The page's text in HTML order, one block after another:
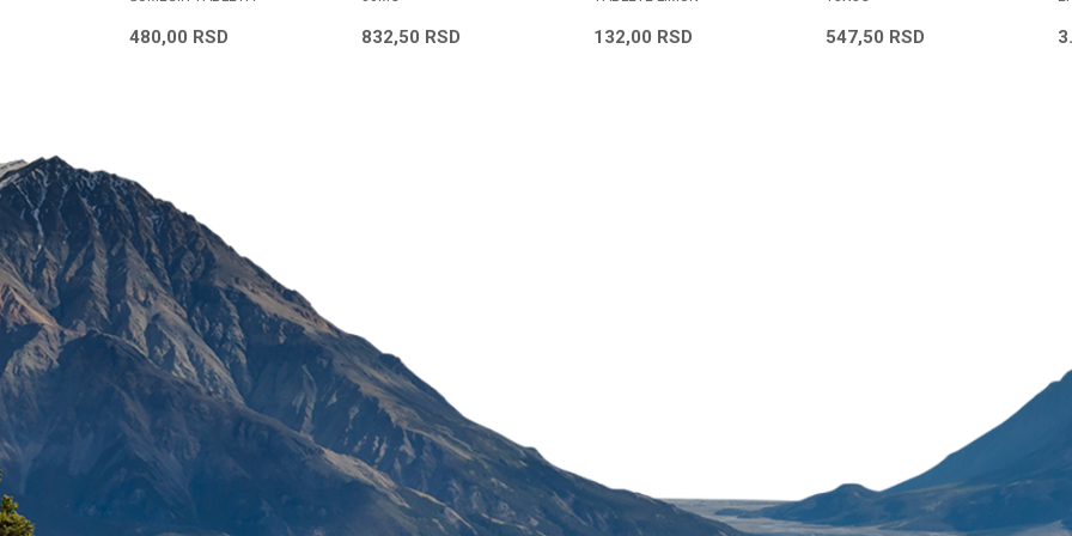
480,00 RSD 832,50 RSD 132,00 RSD 547,50 RSD